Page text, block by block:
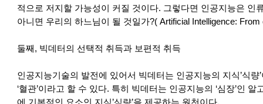
적으로 저지할 가능성이 커질 것이다. 그렇다면 인공지능은 인
아니면 우리의 하느님이 될 것일가?( Artificial Intelligence:
둘째, 빅데터의 선택적 취득과 보편적 취득
인공지능기술의 발전에 있어서 빅데터는 인공지능의 지식’식
‘혈관’이라고 할 수 있다. 특히 빅데터는 인공지능의 ‘심장’인